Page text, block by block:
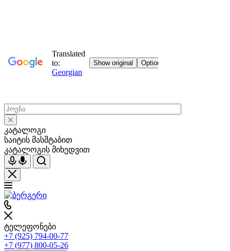
კატალოგი
საიტის მასშტაბით
კატალოგის მიხედვით
ტელეფონები
+7 (925) 794-00-77
+7 (977) 800-05-26